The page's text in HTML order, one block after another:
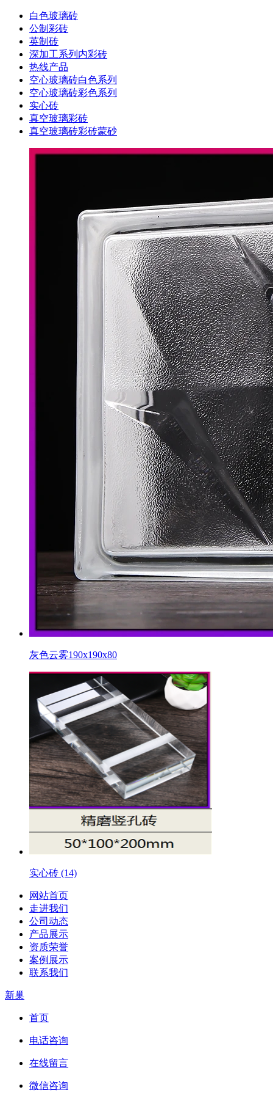
白色玻璃砖
公制彩砖
英制砖
深加工系列内彩砖
热线产品
空心玻璃砖白色系列
空心玻璃砖彩色系列
实心砖
真空玻璃彩砖
真空玻璃砖彩砖蒙砂
灰色云雾190x190x80
实心砖 (14)
网站首页
走进我们
公司动态
产品展示
资质荣誉
案例展示
联系我们
新巢
首页
电话咨询
在线留言
微信咨询